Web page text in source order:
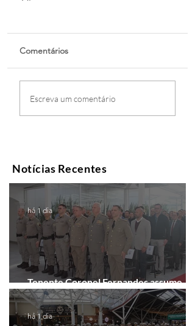
Comentários
Escreva um comentário
Notícias Recentes
Tenente Coronel Fernandes assume
comando do 41º BPM em Gramado
há 1 dia
há 1 dia